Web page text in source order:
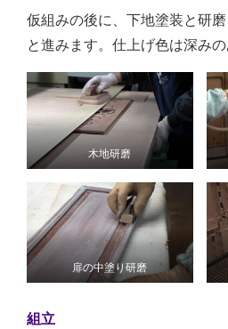
仮組みの後に、下地塗装と研
と進みます。仕上げ色は深みの
木地研磨
扉の中塗り研磨
組立